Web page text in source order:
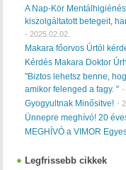
A Nap-Kör
kiszolgáltatott betegeit,
- 2025.02.02.
Makara főorvos Úrtól
Kérdés Makara Doktor
"Biztos lehetsz benne,
amikor felenged a fagy. " -
Gyogyultnak Minősitve! -
Ünnepre meghívó! 20
MEGHÍVÓ a VIMOR
Legfrissebb cikkek